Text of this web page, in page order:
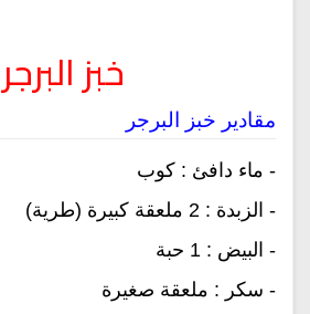
خبز البرجر
مقادير خبز البرجر
- ماء دافئ : كوب
- الزبدة : 2 ملعقة كبيرة (طرية)
- البيض : 1 حبة
- سكر : ملعقة صغيرة